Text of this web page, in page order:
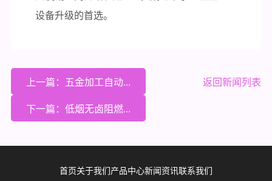
设备升级的首选。
上一篇：五金加工自动... 返回新闻列表
下一篇：低烟无卤阻燃...
首页 关于我们 产品中心新闻资讯联系我们